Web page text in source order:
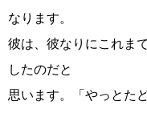
鹿児島店
なります。
彼は、彼なりにこれま
したのだと
思います。「やっとた